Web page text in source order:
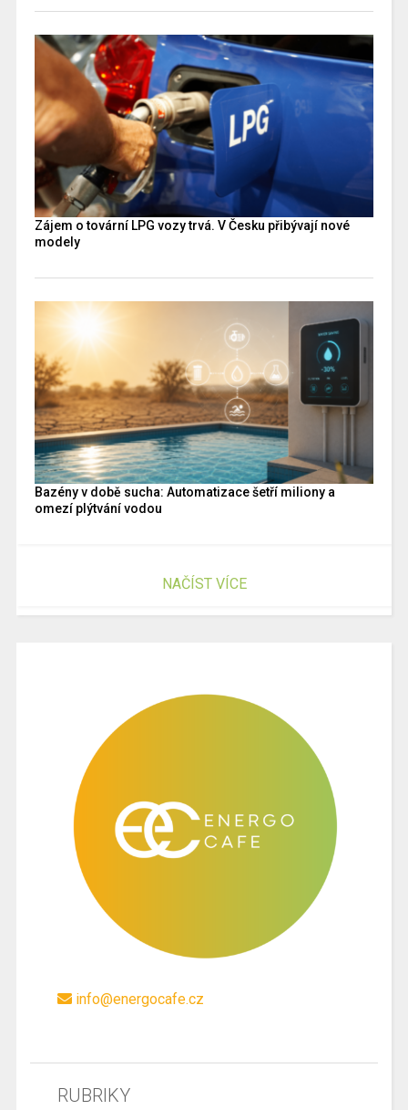
Zájem o tovární LPG vozy trvá. V Česku přibývají nové
modely
Bazény v době sucha: Automatizace šetří miliony a
omezí plýtvání vodou
NAČÍST VÍCE
info@energocafe.cz
RUBRIKY